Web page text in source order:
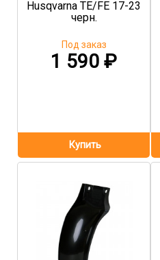
Husqvarna TE/FE 17-23
черн.
1 590 ₽
Под заказ